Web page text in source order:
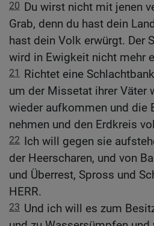
20 Du wirst nicht mit jenen
Grab, denn du hast dein
hast dein Volk erwürgt. Der
wird in Ewigkeit nicht mehr
21
Richtet eine
um der Missetat ihrer Väter
wieder aufkommen und die
nehmen und den Erdkreis
22 Ich will gegen sie
der Heerscharen, und von
und Überrest, Spross und
HERR.
23 Und ich will es zum